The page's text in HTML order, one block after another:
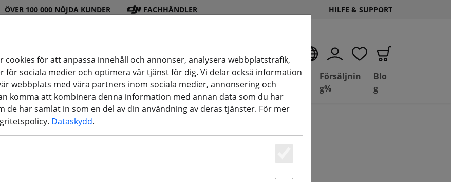
ÖVER 100 000 NÖJDA KUNDER FACHHÄNDLER HILFE & SUPPORT
Batteri
er
Propell
er
Tillbeh
ör
3D-
utskrifter
Deal
Depot
Basil
Försäljnin
g%
Blo
g
cookies för att anpassa innehåll och annonser, analysera webbplatstrafik,
för sociala medier och optimera vår tjänst för dig. Vi delar också information
webbplats med våra partners inom sociala medier, annonsering och
komma att kombinera denna information med annan data som du har
de har samlat in som en del av din användning av deras tjänster. För mer
Dataskydd.